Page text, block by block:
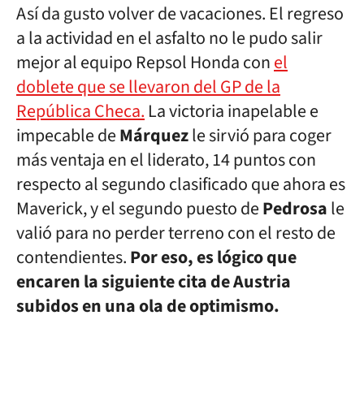
Así da gusto volver de vacaciones. El regreso
a la actividad en el asfalto no le pudo salir
mejor al equipo Repsol Honda conel
doblete que se llevaron del GP de la
República Checa. La victoria inapelable e
impecable deMárquezle sirvió para coger
más ventaja en el liderato, 14 puntos con
respecto al segundo clasificado que ahora es
Maverick, y el segundo puesto dePedrosale
valió para no perder terreno con el resto de
contendientes.Por eso, es lógico que
encaren la siguiente cita de Austria
subidos en una ola de optimismo.